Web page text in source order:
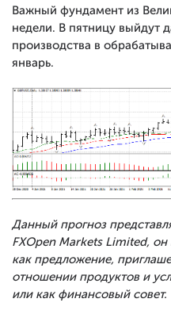
Важный фундамент из
недели. В пятницу выйдут
производства в
январь.
Данный прогноз
FXOpen Markets Limited,
как предложение,
отношении продуктов и
или как финансовый совет.